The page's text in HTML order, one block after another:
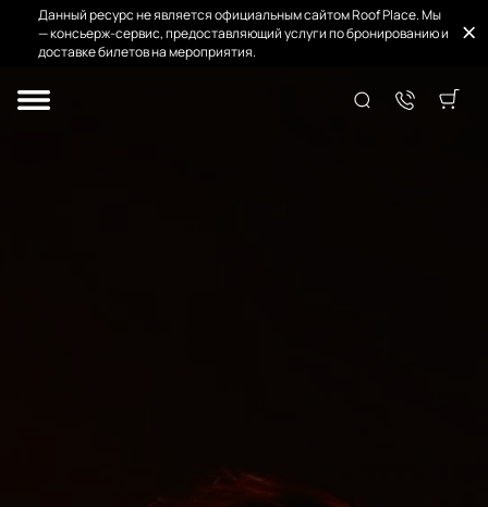
Данный ресурс не является официальным сайтом Roof Place. Мы
— консьерж-сервис, предоставляющий услуги по бронированию и
доставке билетов на мероприятия.